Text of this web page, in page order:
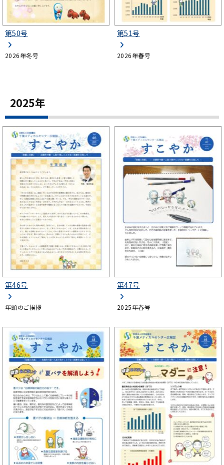
第50号
2026年冬号
第51号
2026年春号
2025年
第46号
年頭のご挨拶
第47号
2025年春号